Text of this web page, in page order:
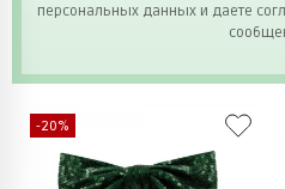
персональных данных и даете
-20%